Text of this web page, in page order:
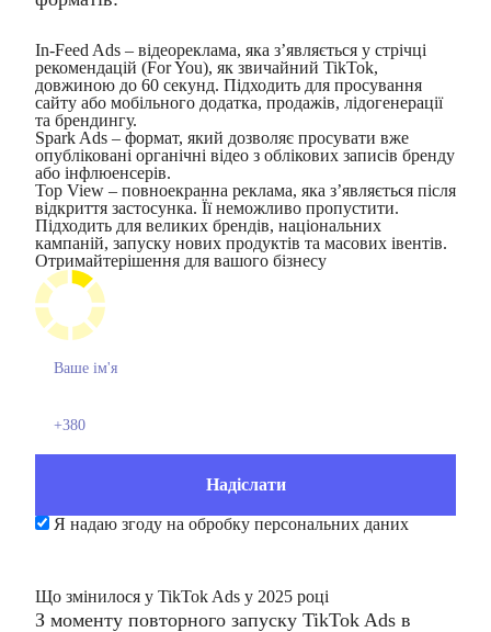
In-Feed Ads – відеореклама, яка з’являється у стрічці
рекомендацій (For You), як звичайний TikTok,
довжиною до 60 секунд. Підходить для просування
сайту або мобільного додатка, продажів, лідогенерації
та брендингу.
Spark Ads – формат, який дозволяє просувати вже
опубліковані органічні відео з облікових записів бренду
або інфлюенсерів.
Top View – повноекранна реклама, яка з’являється після
відкриття застосунка. Її неможливо пропустити.
Підходить для великих брендів, національних
кампаній, запуску нових продуктів та масових івентів.
Отримайтерішення для вашого бізнесу
Я надаю згоду на обробку персональних даних
Що змінилося у TikTok Ads у 2025 році
З моменту повторного запуску TikTok Ads в